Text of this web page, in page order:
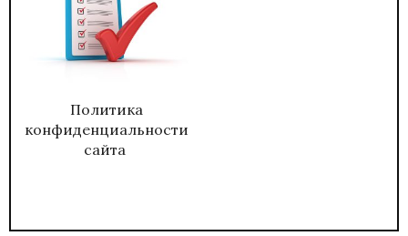
Политика
конфиденциальности
сайта